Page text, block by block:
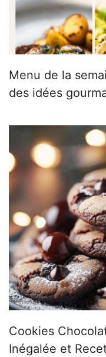
Menu de la
des idées
Cookies
Inégalée et